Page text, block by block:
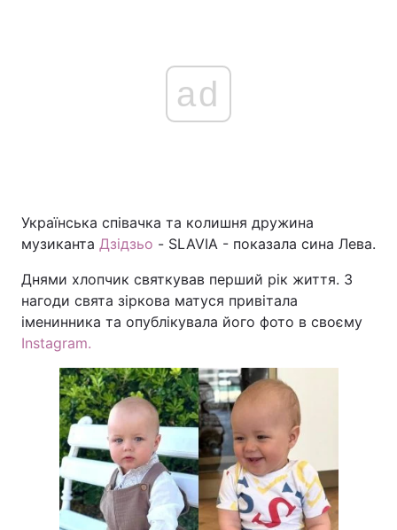
Головна Війна
Україна Політика
Економіка Світ
Спорт Наука
Техно і зв'язок Лайт
Зброя Інциденти
Здоров'я Туризм
Цікавинки Погода
ad
Українська співачка та колишня дружина
музиканта Дзідзьо - SLAVIA - показала сина Лева.
Днями хлопчик святкував перший рік життя. З
нагоди свята зіркова матуся привітала
іменинника та опублікувала його фото в своєму
Instagram.